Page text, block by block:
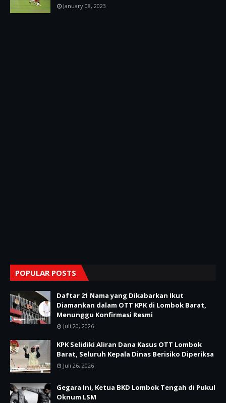
January 08, 2023
POPULAR POSTS
Daftar 21 Nama yang Dikabarkan Ikut
Diamankan dalam OTT KPK di Lombok Barat,
Menunggu Konfirmasi Resmi
Juli 20, 2026
KPK Selidiki Aliran Dana Kasus OTT Lombok
Barat, Seluruh Kepala Dinas Berisiko Diperiksa
Juli 26, 2026
Gegara Ini, Ketua BKD Lombok Tengah di Pukul
Oknum LSM